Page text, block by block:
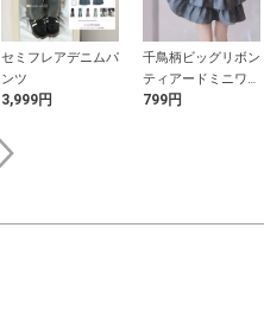
セミフレアデニムパ
ンツ
3,999円
千鳥柄ビッグリボン
ティアードミニワン
ピース
799円